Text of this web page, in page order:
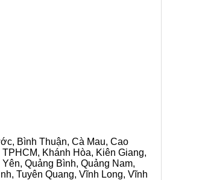
Bình Thuận, Cà Mau, Cao
Khánh Hòa, Kiên Giang,
Quảng Bình, Quảng Nam,
Tuyên Quang, Vĩnh Long, Vĩnh